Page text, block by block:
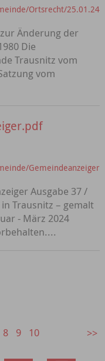
Ortsrecht/25.01.24
Änderung der
Die
Trausnitz vom
vom
Gemeindeanzeiger
Ausgabe 37 /
Trausnitz – gemalt
- März 2024
8 9 10